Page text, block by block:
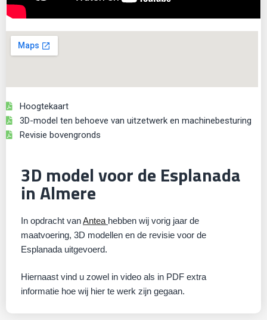
3D model voor de Esplanada
in Almere
In opdracht vanAntea hebben wij vorig jaar de
maatvoering, 3D modellen en de revisie voor de
Esplanada uitgevoerd.
Hiernaast vind u zowel in video als in PDF extra
informatie hoe wij hier te werk zijn gegaan.
Hoogtekaart
3D-model ten behoeve van uitzetwerk en machinebesturing
Revisie bovengronds